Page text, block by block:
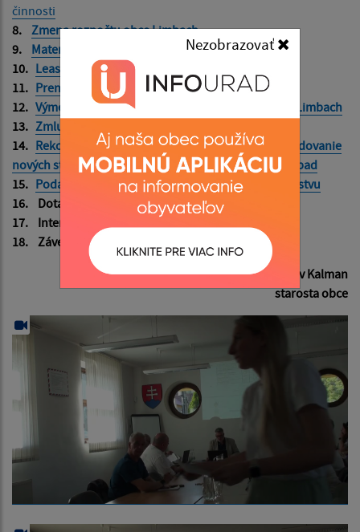
činnosti
8.
Zmena rozpočtu obce Limbach
9.
Materská škola-návrhy
10. Leasing úžitkového motorového vozidla
11. Prenájom pozemkov vo vlastníctve obce
12. Výmena a doplnenie verejného osvetlenia v obci Limbach
13. Zmluvy
14. Rekonštrukcie miestnych ciest, chodníkov a vybudovanie
nových stojísk na komunálny odpad a separovaný odpad
15. Podania/žiadosti doručené obecnému zastupiteľstvu
16.
Dotazy a podnety občanov
17.
Interpelácie poslancov na starostu obce
18.
Záver
JUDr. Branislav Kalman
starosta obce
Nezobrazovať